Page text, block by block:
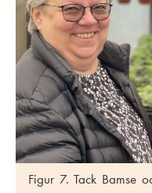
Figur 7. Tack Bamse